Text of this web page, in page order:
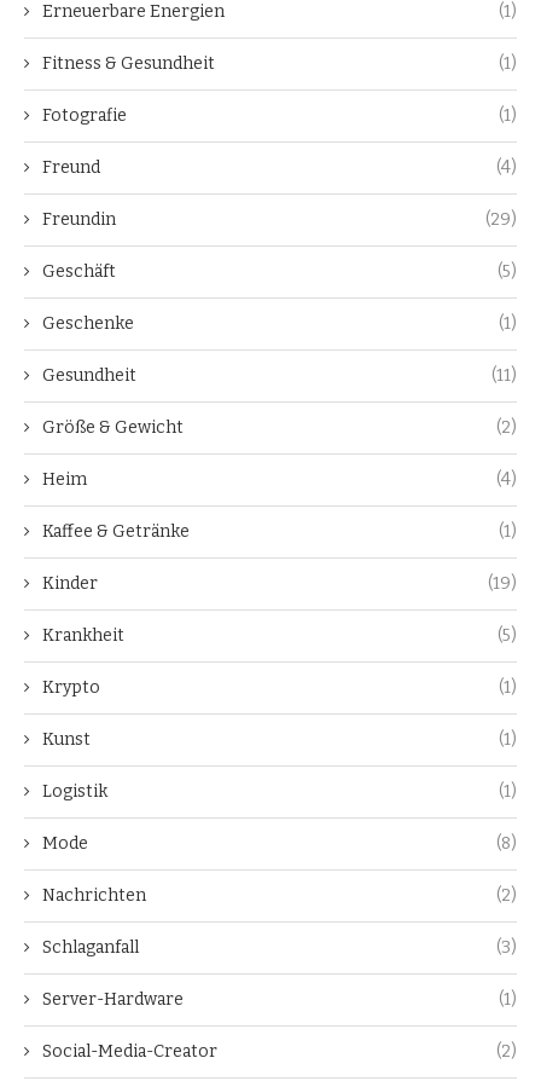
Erneuerbare Energien (1)
Fitness & Gesundheit (1)
Fotografie (1)
Freund (4)
Freundin (29)
Geschäft (5)
Geschenke (1)
Gesundheit (11)
Größe & Gewicht (2)
Heim (4)
Kaffee & Getränke (1)
Kinder (19)
Krankheit (5)
Krypto (1)
Kunst (1)
Logistik (1)
Mode (8)
Nachrichten (2)
Schlaganfall (3)
Server-Hardware (1)
Social-Media-Creator (2)